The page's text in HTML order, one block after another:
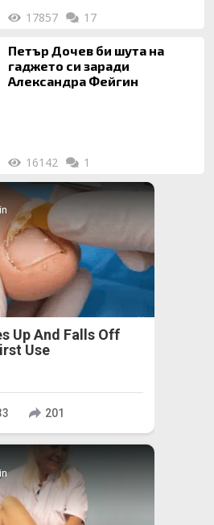
17857 17
Петър Дочев би шута на
гаджето си заради
Александра Фейгин
16142 1
Up And Falls Off
Use
201